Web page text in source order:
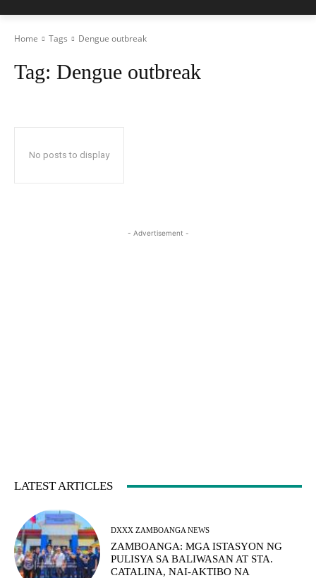
Home Tags Dengue outbreak
Tag: Dengue outbreak
No posts to display
- Advertisement -
LATEST ARTICLES
DXXX ZAMBOANGA NEWS
ZAMBOANGA: MGA ISTASYON NG
PULISYA SA BALIWASAN AT STA.
CATALINA, NAI-AKTIBO NA